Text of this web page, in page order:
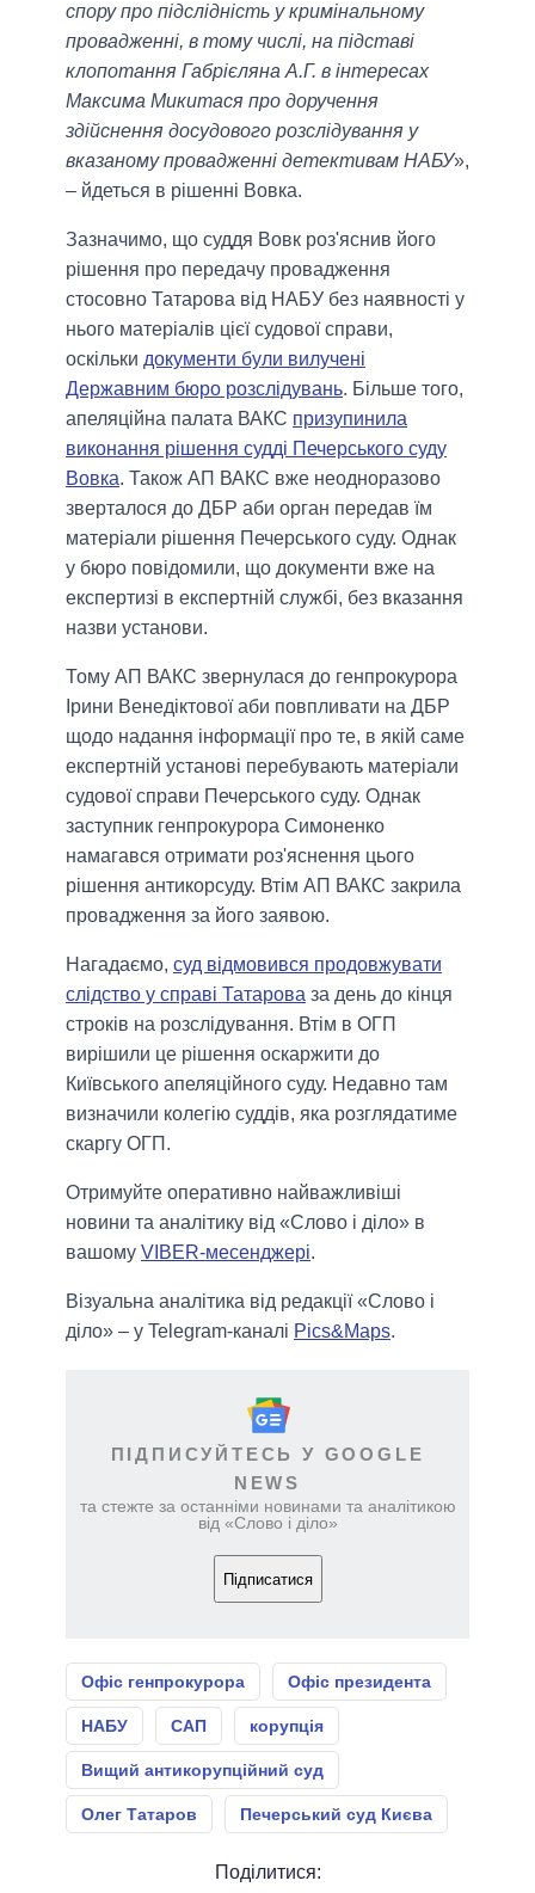
спору про підслідність у кримінальному
провадженні, в тому числі, на підставі
клопотання Габрієляна А.Г. в інтересах
Максима Микитася про доручення
здійснення досудового розслідування у
вказаному провадженні детективам НАБУ»,
– йдеться в рішенні Вовка.
Зазначимо, що суддя Вовк роз'яснив його
рішення про передачу провадження
стосовно Татарова від НАБУ без наявності у
нього матеріалів цієї судової справи,
оскільки документи були вилучені
Державним бюро розслідувань. Більше того,
апеляційна палата ВАКС призупинила
виконання рішення судді Печерського суду
Вовка. Також АП ВАКС вже неодноразово
зверталося до ДБР аби орган передав їм
матеріали рішення Печерського суду. Однак
у бюро повідомили, що документи вже на
експертизі в експертній службі, без вказання
назви установи.
Тому АП ВАКС звернулася до генпрокурора
Ірини Венедіктової аби повпливати на ДБР
щодо надання інформації про те, в якій саме
експертній установі перебувають матеріали
судової справи Печерського суду. Однак
заступник генпрокурора Симоненко
намагався отримати роз'яснення цього
рішення антикорсуду. Втім АП ВАКС закрила
провадження за його заявою.
Нагадаємо, суд відмовився продовжувати
слідство у справі Татарова за день до кінця
строків на розслідування. Втім в ОГП
вирішили це рішення оскаржити до
Київського апеляційного суду. Недавно там
визначили колегію суддів, яка розглядатиме
скаргу ОГП.
Отримуйте оперативно найважливіші
новини та аналітику від «Слово і діло» в
вашому VIBER-месенджері.
Візуальна аналітика від редакції «Слово і
діло» – у Telegram-каналі Pics&Maps.
ПІДПИСУЙТЕСЬ У GOOGLE
NEWS
та стежте за останніми новинами та аналітикою
від «Слово і діло»
Підписатися
Офіс генпрокурора Офіс президента
НАБУ САП корупція
Вищий антикорупційний суд
Олег Татаров Печерський суд Києва
Поділитися: